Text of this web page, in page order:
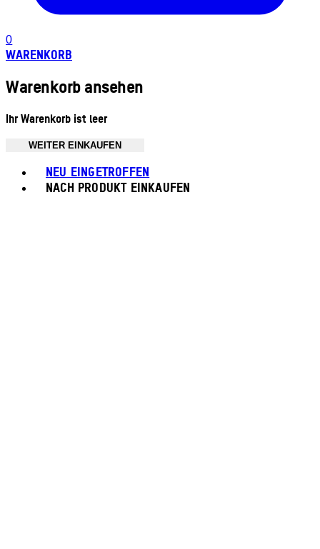
0
WARENKORB
Warenkorb ansehen
Ihr Warenkorb ist leer
WEITER EINKAUFEN
NEU EINGETROFFEN
NACH PRODUKT EINKAUFEN